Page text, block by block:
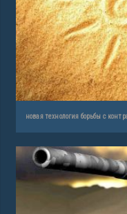
новая технология борьбы с